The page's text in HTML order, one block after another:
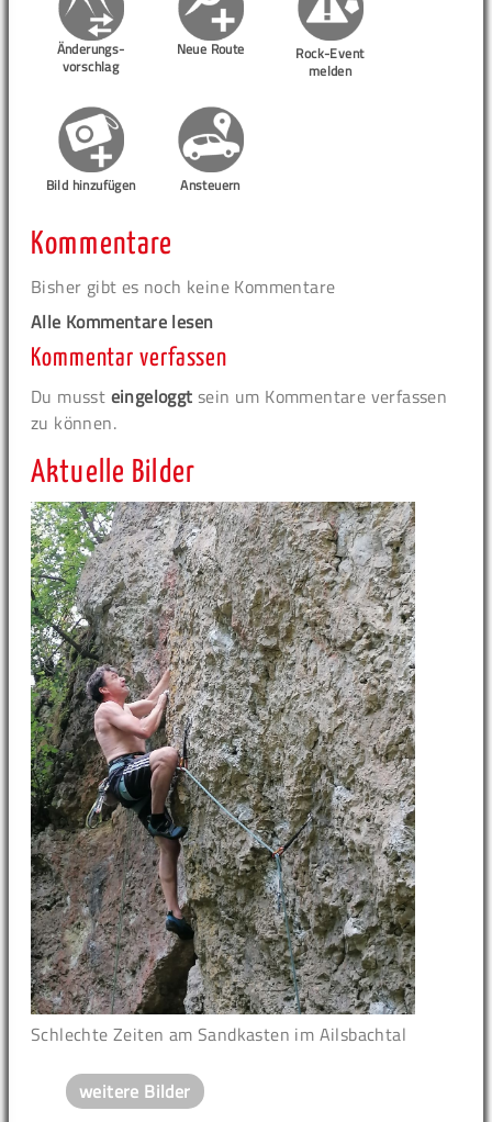
Änderungs-
vorschlag
Neue Route
Rock-Event
melden
Bild hinzufügen Ansteuern
Kommentare
Bisher gibt es noch keine Kommentare
Alle Kommentare lesen
Kommentar verfassen
Du musst eingeloggt sein um Kommentare verfassen
zu können.
Aktuelle Bilder
Schlechte Zeiten am Sandkasten im Ailsbachtal
weitere Bilder